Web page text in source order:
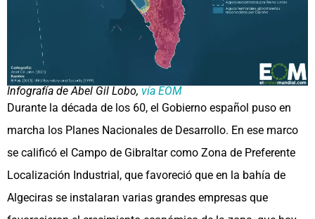
Infografía de Abel Gil Lobo, vía EOM
Durante la década de los 60, el Gobierno español puso en
marcha los Planes Nacionales de Desarrollo. En ese marco
se calificó el Campo de Gibraltar como Zona de Preferente
Localización Industrial, que favoreció que en la bahía de
Algeciras se instalaran varias grandes empresas que